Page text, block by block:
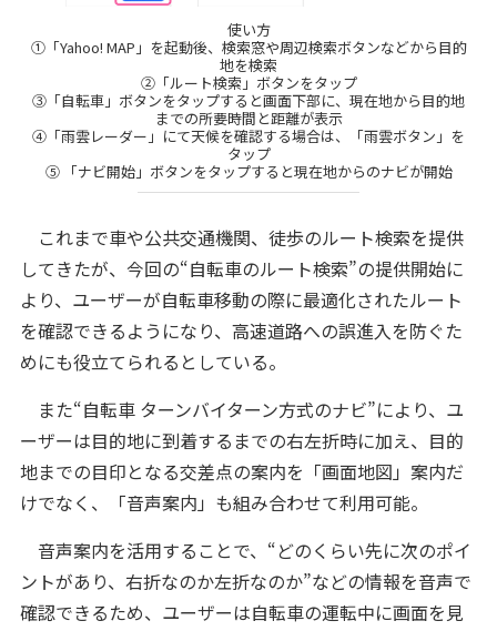
使い方
①「Yahoo! MAP」を起動後、検索窓や周辺検索ボタンなどから目的
地を検索
②「ルート検索」ボタンをタップ
③「自転車」ボタンをタップすると画面下部に、現在地から目的地
までの所要時間と距離が表示
④「雨雲レーダー」にて天候を確認する場合は、「雨雲ボタン」を
タップ
⑤ 「ナビ開始」ボタンをタップすると現在地からのナビが開始
これまで車や公共交通機関、徒歩のルート検索を提供
してきたが、今回の“自転車のルート検索”の提供開始に
より、ユーザーが自転車移動の際に最適化されたルート
を確認できるようになり、高速道路への誤進入を防ぐた
めにも役立てられるとしている。
また“自転車 ターンバイターン方式のナビ”により、ユ
ーザーは目的地に到着するまでの右左折時に加え、目的
地までの目印となる交差点の案内を「画面地図」案内だ
けでなく、「音声案内」も組み合わせて利用可能。
音声案内を活用することで、“どのくらい先に次のポイ
ントがあり、右折なのか左折なのか”などの情報を音声で
確認できるため、ユーザーは自転車の運転中に画面を見